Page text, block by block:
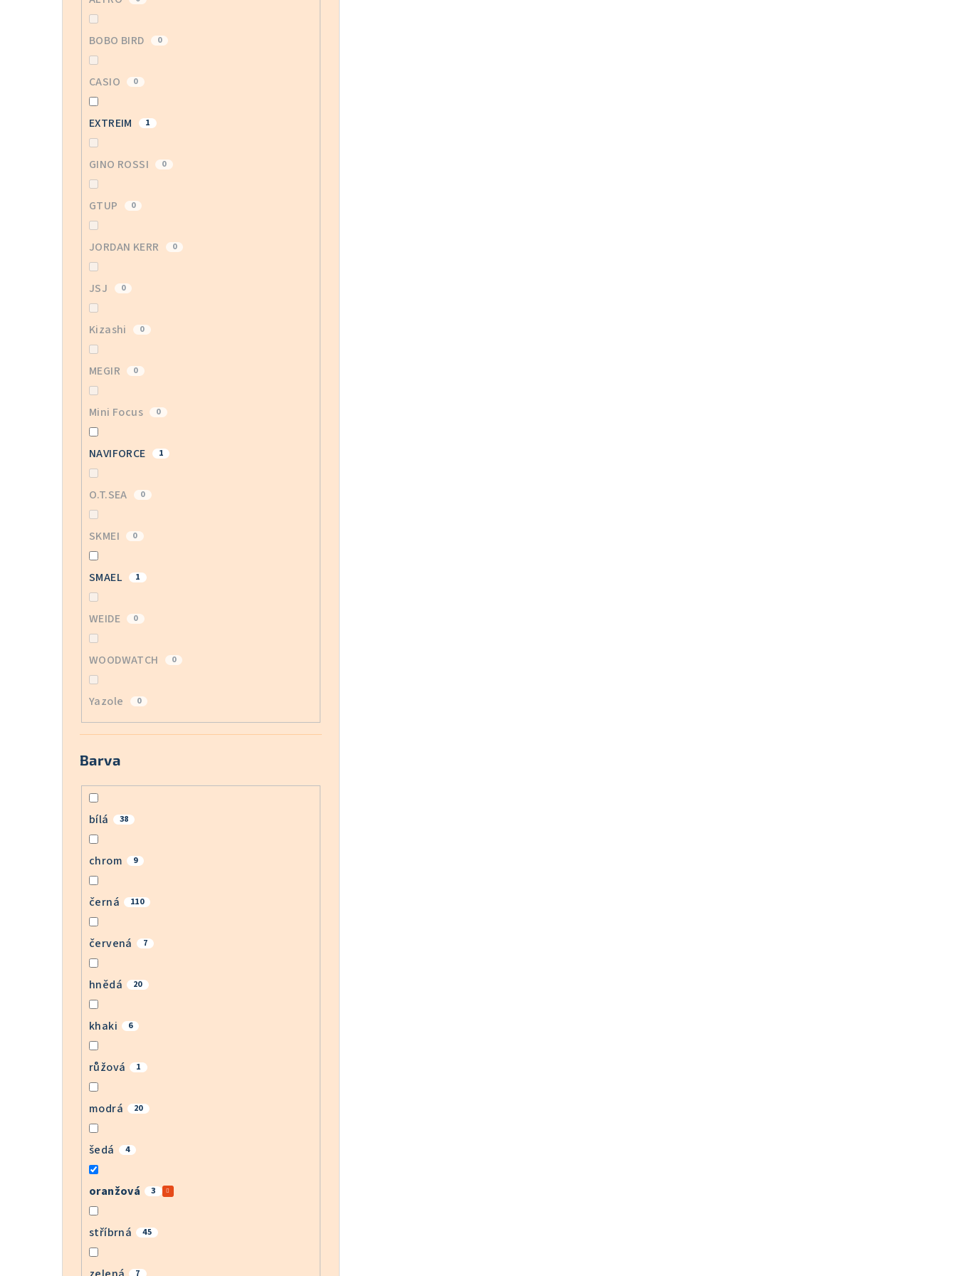
BOBO BIRD 0
CASIO 0
EXTREIM 1
GINO ROSSI 0
GTUP 0
JORDAN KERR 0
JSJ 0
Kizashi 0
MEGIR 0
Mini Focus 0
NAVIFORCE 1
O.T.SEA 0
SKMEI 0
SMAEL 1
WEIDE 0
WOODWATCH 0
Yazole 0
Barva
bílá 38
chrom 9
černá 110
červená 7
hnědá 20
khaki 6
růžová 1
modrá 20
šedá 4
oranžová 3
stříbrná 45
7